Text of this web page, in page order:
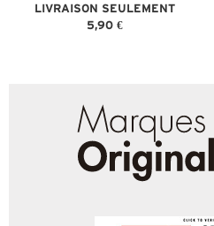
LIVRAISON SEULEMENT
5,90 €